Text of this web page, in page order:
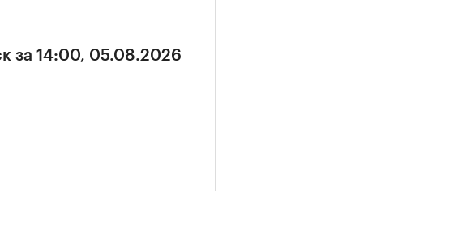
за 14:00, 05.08.2026